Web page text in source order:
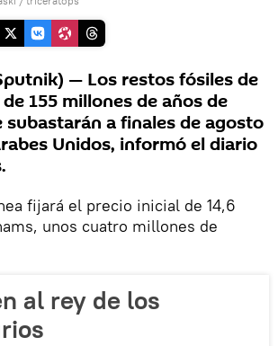
— Los restos fósiles de
155 millones de años de
subastarán a finales de agosto
Unidos, informó el diario
fijará el precio inicial de 14,6
unos cuatro millones de
al rey de los